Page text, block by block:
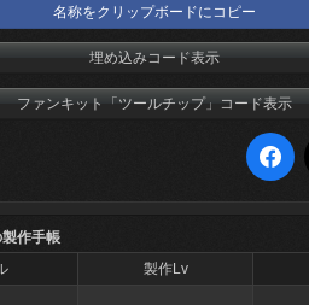
名称をクリップボードにコピー
埋め込みコード表示
ファンキット「ツールチップ」コード表示
作手帳
製作Lv